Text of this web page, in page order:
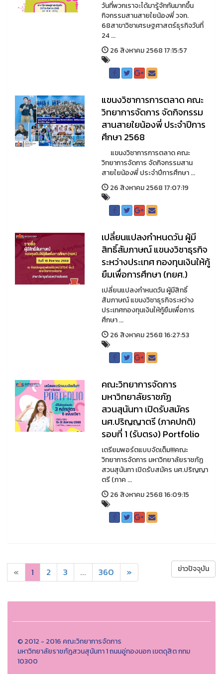
วันที่พวกเราจะได้มารู้จักกันมากขึ้น
กิจกรรมสานสายใยน้องพี่ วจก.
68สาขาวิชาเศรษฐศาสตร์ธุรกิจวันที่
24 ...
26 สิงหาคม 2568 17:15:57
แขนงวิชาการการตลาด คณะ
วิทยาการจัดการ จัดกิจกรรม
สานสายใยน้องพี่ ประจำปีการ
ศึกษา 2568
แขนงวิชาการการตลาด คณะ
วิทยาการจัดการ จัดกิจกรรมสาน
สายใยน้องพี่ ประจำปีการศึกษา ...
26 สิงหาคม 2568 17:07:19
เปลี่ยนแปลงกำหนดวัน ผู้มี
สิทธิ์สัมภาษณ์ แขนงวิชาธุรกิจ
ระหว่างประเทศ กองทุนเงินให้กู้
ยืมเพื่อการศึกษา (กยศ.)
เปลี่ยนแปลงกำหนดวัน ผู้มีสิทธิ์
สัมภาษณ์ แขนงวิชาธุรกิจระหว่าง
ประเทศกองทุนเงินให้กู้ยืมเพื่อการ
ศึกษา ...
26 สิงหาคม 2568 16:27:53
คณะวิทยาการจัดการ
มหาวิทยาลัยราชภัฏ
สวนสุนันทา เปิดรับสมัคร
นศ.ปริญญาตรี (ภาคปกติ)
รอบที่ 1 (รับตรง) Portfolio
เตรียมพอร์ตแบบจัดเต็ม!!!คณะ
วิทยาการจัดการ มหาวิทยาลัยราชภัฏ
สวนสุนันทา เปิดรับสมัคร นศ.ปริญญา
ตรี (ภาค ...
26 สิงหาคม 2568 16:09:15
« 1 2 3 ... 360 » ข่าวปัจจุบัน
© 2012 - 2016 คณะวิทยาการจัดการ
มหาวิทยาลัยราชภัฎสวนสุนันทา 1 ถนนอู่ทองนอก เขตดุสิต กทม
10300